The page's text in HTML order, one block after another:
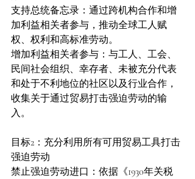
支持总统备忘录：通过跨机构合作和增
加利益相关者参与，推动全球工人赋
权、权利和高标准劳动。
增加利益相关者参与：与工人、工会、
民间社会组织、幸存者、未被充分代表
和处于不利地位的社区以及行业合作，
收集关于通过贸易打击强迫劳动的输
入。
目标2：充分利用所有可用贸易工具打击
强迫劳动
禁止强迫劳动进口：依据《1930年关税